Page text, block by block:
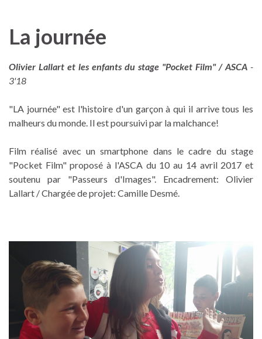
La journée
Olivier Lallart et les enfants du stage "Pocket Film" / ASCA -
3'18
"LA journée" est l'histoire d'un garçon à qui il arrive tous les
malheurs du monde. Il est poursuivi par la malchance!
Film réalisé avec un smartphone dans le cadre du stage
"Pocket Film" proposé à l'ASCA du 10 au 14 avril 2017 et
soutenu par "Passeurs d'Images". Encadrement: Olivier
Lallart / Chargée de projet: Camille Desmé.